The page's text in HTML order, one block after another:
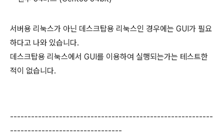
서버용 리눅스가 아닌 데스크탑용 리눅스인 경우에는 GUI가 필요
하다고 나와 있습니다.
데스크탑용 리눅스에서 GUI를 이용하여 실행되는가는 테스트한
적이 없습니다.
----------------------------------------------------------
--------------------------------